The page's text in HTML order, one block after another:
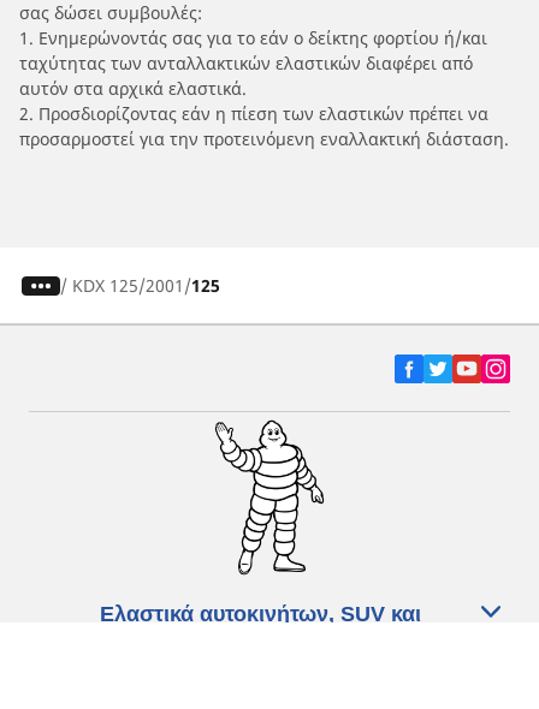
σας δώσει συμβουλές:
1. Ενημερώνοντάς σας για το εάν ο δείκτης φορτίου ή/και
ταχύτητας των ανταλλακτικών ελαστικών διαφέρει από
αυτόν στα αρχικά ελαστικά.
2. Προσδιορίζοντας εάν η πίεση των ελαστικών πρέπει να
προσαρμοστεί για την προτεινόμενη εναλλακτική διάσταση.
/ KDX 125 2001 125
Ελαστικά αυτοκινήτων, SUV και